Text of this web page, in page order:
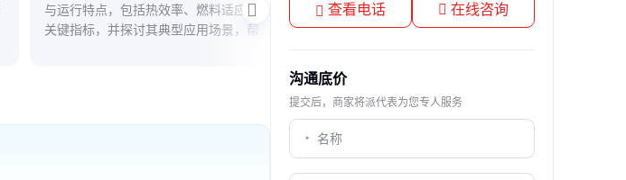
与运行特点，包括热效率、燃料适应性等
关键指标，并探讨其典型应用场景，帮助
重点分析燃煤锅炉的政策限制与替代方
案，帮助用户了解当前锅炉使用的合规性
查看电话 在线咨询
沟通底价
提交后，商家将派代表为您专人服务